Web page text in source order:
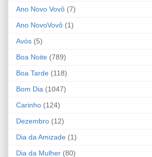
Ano Novo Vovô (7)
Ano NovoVovô (1)
Avós (5)
Boa Noite (789)
Boa Tarde (118)
Bom Dia (1047)
Carinho (124)
Dezembro (12)
Dia da Amizade (1)
Dia da Mulher (80)